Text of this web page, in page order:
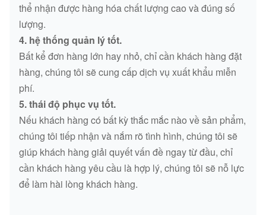
thể nhận được hàng hóa chất lượng cao và đúng số
lượng.
4. hệ thống quản lý tốt.
Bất kể đơn hàng lớn hay nhỏ, chỉ cần khách hàng đặt
hàng, chúng tôi sẽ cung cấp dịch vụ xuất khẩu miễn
phí.
5. thái độ phục vụ tốt.
Nếu khách hàng có bất kỳ thắc mắc nào về sản phẩm,
chúng tôi tiếp nhận và nắm rõ tình hình, chúng tôi sẽ
giúp khách hàng giải quyết vấn đề ngay từ đầu, chỉ
cần khách hàng yêu cầu là hợp lý, chúng tôi sẽ nỗ lực
để làm hài lòng khách hàng.